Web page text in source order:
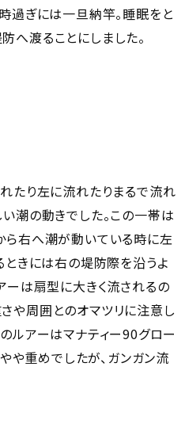
過ぎには一旦納竿。睡眠をと
へ渡ることにしました。
たり左に流れたりまるで流れ
潮の動きでした。この一帯は
ら右へ潮が動いている時に左
きには右の堤防際を沿うよ
ーは扇型に大きく流されるの
や周囲とのオマツリに注意し
ルアーはマナティー90グロー
や重めでしたが、ガンガン流